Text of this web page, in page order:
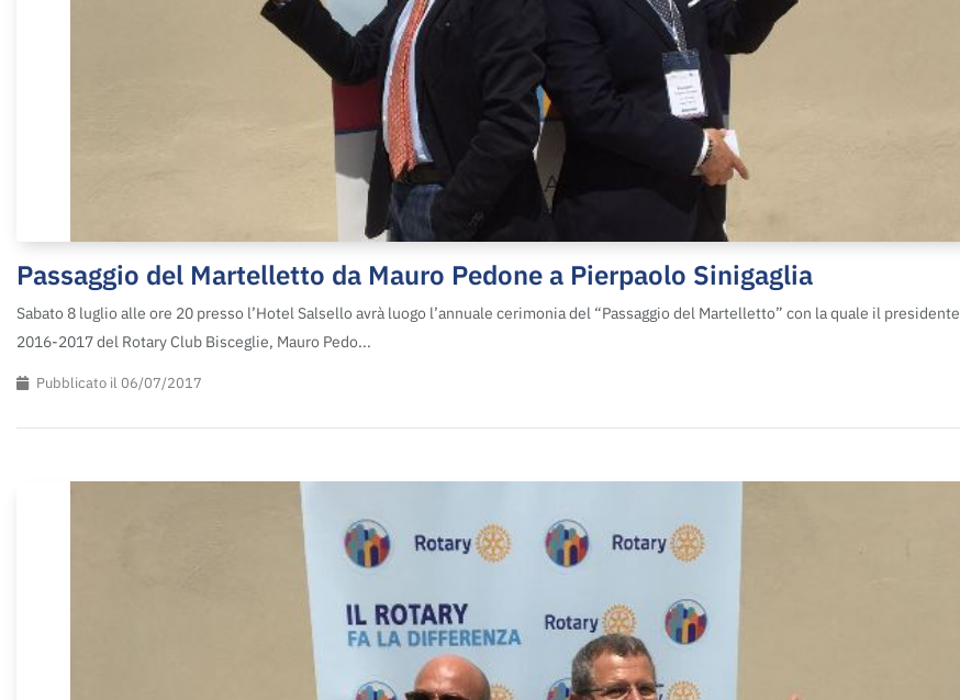
Passaggio del Martelletto da Mauro Pedone a Pierpaolo Sinigaglia
Sabato 8 luglio alle ore 20 presso l’Hotel Salsello avrà luogo l’annuale cerimonia del “Passaggio del Martelletto” con la quale il presidente
2016-2017 del Rotary Club Bisceglie, Mauro Pedo...
Pubblicato il 06/07/2017